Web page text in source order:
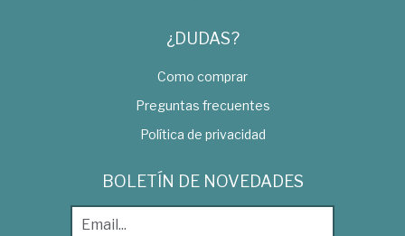
¿DUDAS?
Como comprar
Preguntas frecuentes
Política de privacidad
BOLETÍN DE NOVEDADES